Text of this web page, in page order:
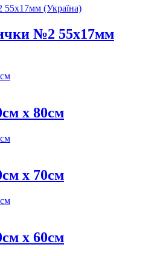
№2 55х17мм
х 80см
х 70см
х 60см